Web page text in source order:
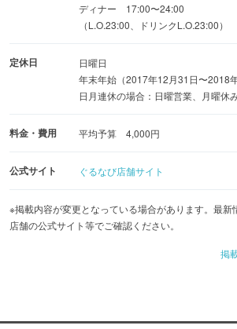
ディナー 17:00〜24:00
（L.O.23:00、ドリンクL.O.23:00）
定休日
日曜日
年末年始（2017年12月31日〜2018
日月連休の場合：日曜営業、月曜休
料金・費用 平均予算 4,000円
公式サイト ぐるなび店舗サイト
※掲載内容が変更となっている場合があります。最新
店舗の公式サイト等でご確認ください。
掲